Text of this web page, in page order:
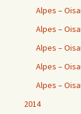
Alpes –
Alpes –
Alpes –
Alpes –
Alpes –
2014